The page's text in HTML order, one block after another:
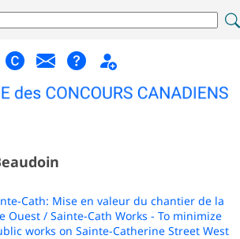
Cath: Mise en valeur du chantier de la
Ouest / Sainte-Cath Works - To minimize
works on Sainte-Catherine Street West